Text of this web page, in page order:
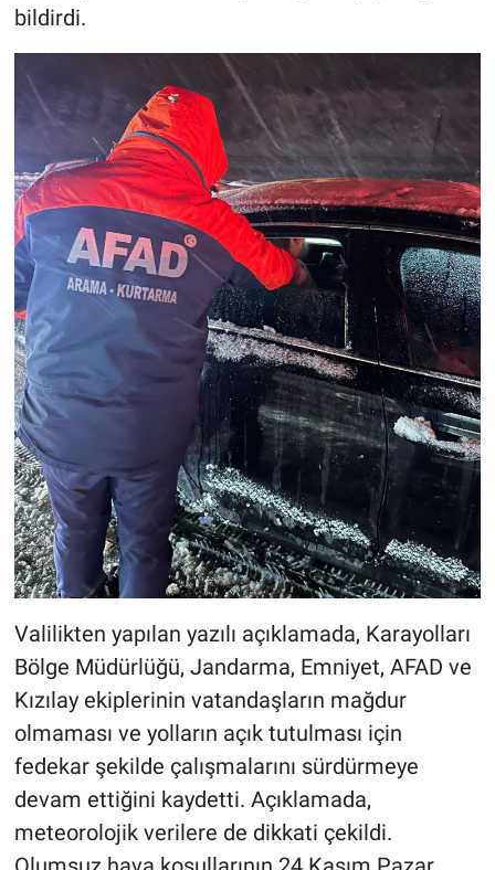
bildirdi.
Valilikten yapılan yazılı açıklamada, Karayolları
Bölge Müdürlüğü, Jandarma, Emniyet, AFAD ve
Kızılay ekiplerinin vatandaşların mağdur
olmaması ve yolların açık tutulması için
fedekar şekilde çalışmalarını sürdürmeye
devam ettiğini kaydetti. Açıklamada,
meteorolojik verilere de dikkati çekildi.